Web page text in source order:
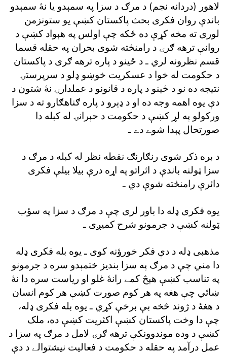
لاهور (دردانه نجم) د مرګ د سزا په سمېدو يا نۀ سمېدو
باندې روان فکرى بحث پاکستان کښې يو ستونزمن
لورى ته مخه کړې ده ځکه چې اولس په هېواد کښې د
روانې ترهه ګرۍ د رامنځته شوى بحران په حقله قسما
قسم نظرونه لري ـ د ځينو د پاره ترهه ګرى د پاکستان
د حکومت له خوا د عسکريت خوښو ډلو د سرپرستۍ
نتيجه ده نو د ځينو د پاره د قانونو د عملدارۍ نۀ شتون د
دې يوه اهمه وجه ده او د ډېرو د پاره ګناهګارو ته د سزا
ورکولو په لړ کښې د حکومت د حېرانۍ له کبله دا
صورتحال پېدا شوے دے ـ
د بره ذکر شوى رنګارنګ نقطه نظر له کبله د مرګ د
سزا ټولنه باندې د اثراتو په اړه درې بيلا بيلې فکرى
دائرې رامنځته شوې دي ـ
يوه فکرى ډله دا باور لرى چې د مرګ د سزا په سؤب
ټولنه کښې د جرمونو شرح کميږى ـ
مذهبى ډله د دې فکر خورؤنه کوى ـ يوه بله فکرى ډله
دا مني چې د مرګ په سزا بنديز ختمېدو سره د جرمونو
په تناسب کښې هېڅ کمے رانۀ غلو او رياست سره دا نۀ
ښائي چې هغه په هر کوم صورت کښې هر کوم انسان
د هغۀ د ژوند څخه بې برخې کړي ـ يوه بله فکرى ډله،
چې دا وخت پاکستان کښې اکثريت کښې ده، ملک
کښې د وده موندوونکې ترهه ګرۍ لامل د مرګ په سزا د
عمل درآمد په حقله د حکومت د فعاليت نيشتوالے د دې